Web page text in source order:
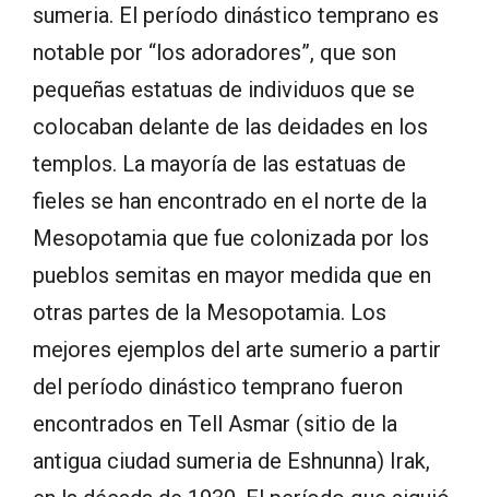
sumeria. El período dinástico temprano es
notable por “los adoradores”, que son
pequeñas estatuas de individuos que se
colocaban delante de las deidades en los
templos. La mayoría de las estatuas de
fieles se han encontrado en el norte de la
Mesopotamia que fue colonizada por los
pueblos semitas en mayor medida que en
otras partes de la Mesopotamia. Los
mejores ejemplos del arte sumerio a partir
del período dinástico temprano fueron
encontrados en Tell Asmar (sitio de la
antigua ciudad sumeria de Eshnunna) Irak,